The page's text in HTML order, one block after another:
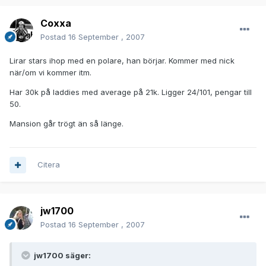
Coxxa
Postad 16 September , 2007
Lirar stars ihop med en polare, han börjar. Kommer med nick
när/om vi kommer itm.
Har 30k på laddies med average på 21k. Ligger 24/101, pengar till
50.
Mansion går trögt än så länge.
Citera
jw1700
Postad 16 September , 2007
jw1700 säger: